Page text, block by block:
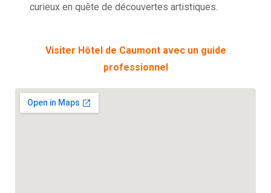
curieux en quête de découvertes artistiques.
Visiter Hôtel de Caumont avec un guide
professionnel